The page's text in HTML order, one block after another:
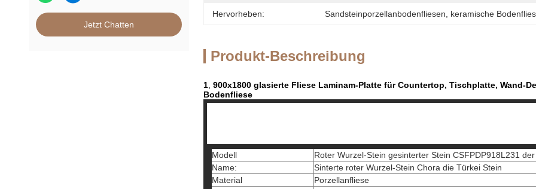
Jetzt Chatten
Hervorheben: Sandsteinporzellanbodenfliesen keramische
Produkt-Beschreibung
1 900x1800 glasierte Fliese Laminam-Platte für Countertop, Tischplatte, Wand-
Bodenfliese
Modell
Roter Wurzel-Stein gesinterter Stein CSFPDP918L231
Name:
Sinterte roter Wurzel-Stein Chora die Türkei Stein
Material
Porzellanfliese